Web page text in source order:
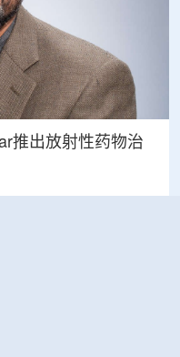
推出放射性药物治